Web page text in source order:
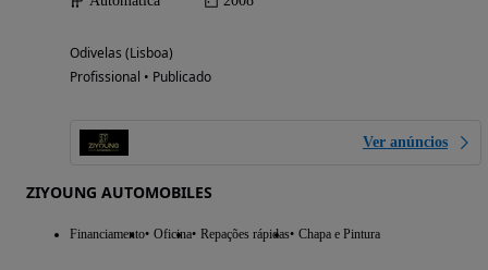
Odivelas (Lisboa)
Profissional • Publicado
Ver anúncios
ZIYOUNG AUTOMOBILES
Financiamento Oficina Repações rápidas Chapa e Pintura